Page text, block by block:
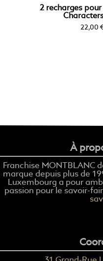
2 recharges
22,00
À
Franchise MONTBLANC
marque depuis plus de
Luxembourg a pour
passion pour le savoir-